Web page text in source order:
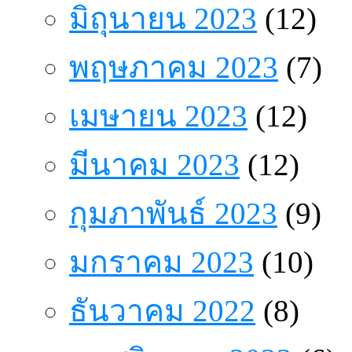
มิถุนายน 2023 (12)
พฤษภาคม 2023 (7)
เมษายน 2023 (12)
มีนาคม 2023 (12)
กุมภาพันธ์ 2023 (9)
มกราคม 2023 (10)
ธันวาคม 2022 (8)